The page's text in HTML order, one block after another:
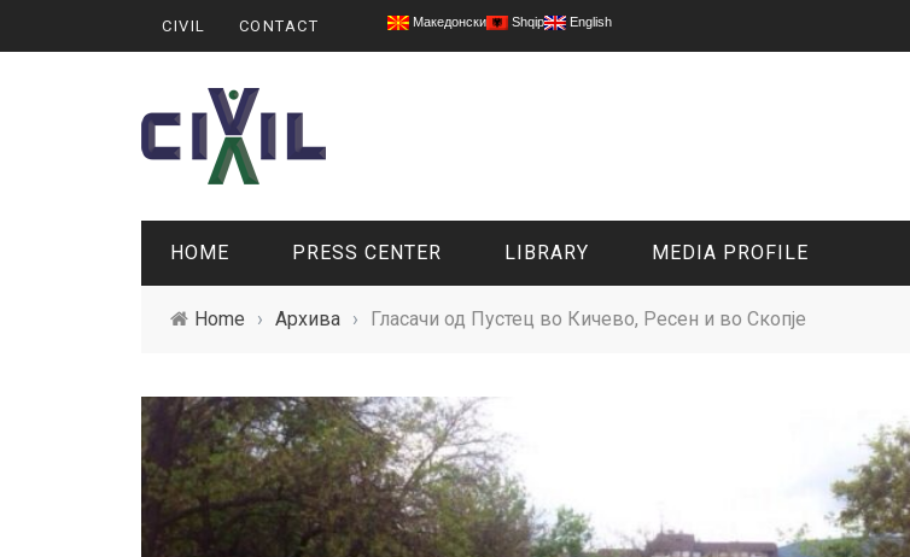
CIVIL CONTACT Македонски Shqip English
HOME PRESS CENTER LIBRARY MEDIA PROFILE
Home › Архива › Гласачи од Пустец во Кичево, Ресен и во Скопје